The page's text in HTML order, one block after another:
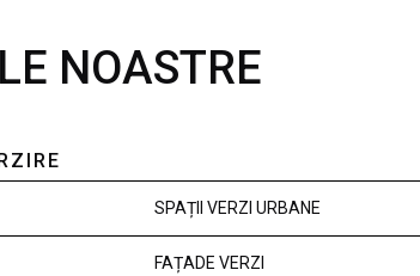
NOASTRE
SPAȚII VERZI URBANE
FAȚADE VERZI